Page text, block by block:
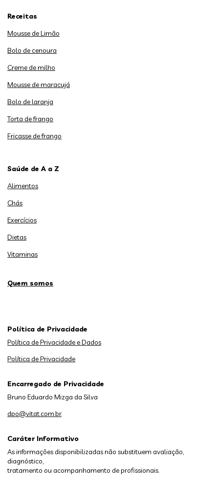
Receitas
Mousse de Limão
Bolo de cenoura
Creme de milho
Mousse de maracujá
Bolo de laranja
Torta de frango
Fricasse de frango
Saúde de A a Z
Alimentos
Chás
Exercícios
Dietas
Vitaminas
Quem somos
Caráter Informativo
As informações disponibilizadas não substituem avaliação,
diagnóstico,
tratamento ou acompanhamento de profissionais.
Política de Privacidade
Política de Privacidade e Dados
Política de Privacidade
Encarregado de Privacidade
Bruno Eduardo Mizga da Silva
dpo@vitat.com.br